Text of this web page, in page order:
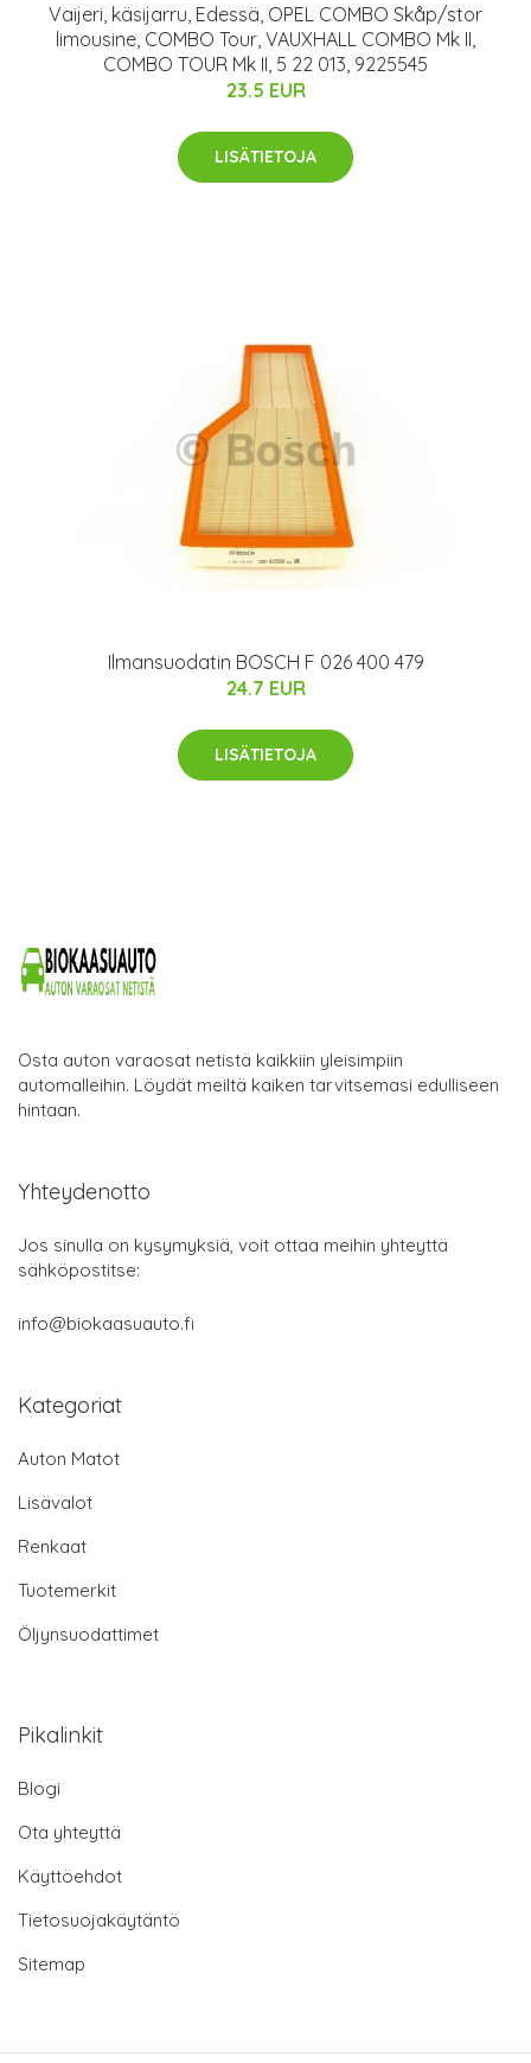
Vaijeri, käsijarru, Edessä, OPEL COMBO Skåp/stor
limousine, COMBO Tour, VAUXHALL COMBO Mk II,
COMBO TOUR Mk II, 5 22 013, 9225545
23.5 EUR
LISÄTIETOJA
Ilmansuodatin BOSCH F 026 400 479
24.7 EUR
LISÄTIETOJA
Osta auton varaosat netistä kaikkiin yleisimpiin
automalleihin. Löydät meiltä kaiken tarvitsemasi edulliseen
hintaan.
Yhteydenotto
Jos sinulla on kysymyksiä, voit ottaa meihin yhteyttä
sähköpostitse:
info@biokaasuauto.fi
Kategoriat
Auton Matot
Lisävalot
Renkaat
Tuotemerkit
Öljynsuodattimet
Pikalinkit
Blogi
Ota yhteyttä
Käyttöehdot
Tietosuojakäytäntö
Sitemap